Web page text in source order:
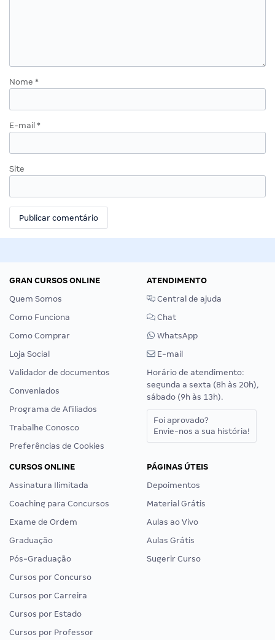
Nome *
E-mail *
Site
GRAN CURSOS ONLINE
Quem Somos
Como Funciona
Como Comprar
Loja Social
Validador de documentos
Conveniados
Programa de Afiliados
Trabalhe Conosco
Preferências de Cookies
ATENDIMENTO
Central de ajuda
Chat
WhatsApp
E-mail
Horário de atendimento:
segunda a sexta (8h às 20h),
sábado (9h às 13h).
Foi aprovado?
Envie-nos a sua história!
CURSOS ONLINE
Assinatura Ilimitada
Coaching para Concursos
Exame de Ordem
Graduação
Pós-Graduação
Cursos por Concurso
Cursos por Carreira
Cursos por Estado
Cursos por Professor
PÁGINAS ÚTEIS
Depoimentos
Material Grátis
Aulas ao Vivo
Aulas Grátis
Sugerir Curso